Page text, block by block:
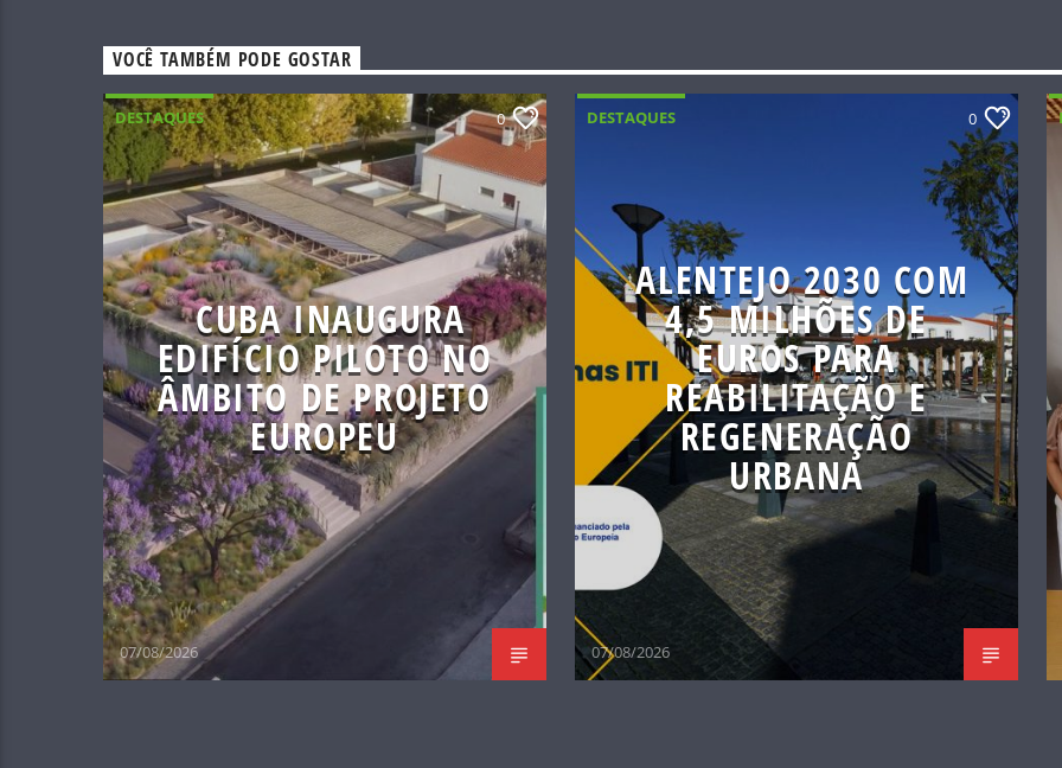
VOCÊ TAMBÉM PODE GOSTAR
DESTAQUES 0
CUBA INAUGURA
EDIFÍCIO PILOTO NO
ÂMBITO DE PROJETO
EUROPEU
07/08/2026
DESTAQUES 0
ALENTEJO 2030 COM
4,5 MILHÕES DE
EUROS PARA
REABILITAÇÃO E
REGENERAÇÃO
URBANA
07/08/2026